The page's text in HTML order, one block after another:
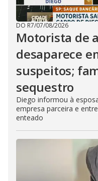
DO R7/07/08/2026
Motorista de
desaparece
suspeitos;
sequestro
Diego informou à
empresa parceira e
enteado